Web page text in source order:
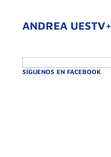
ANDREA UESTV+
SÍGUENOS EN FACEBOOK